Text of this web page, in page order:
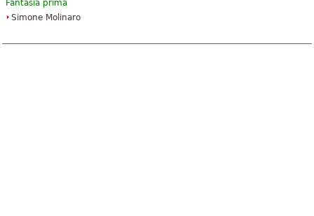
Fantasia prima
Simone Molinaro